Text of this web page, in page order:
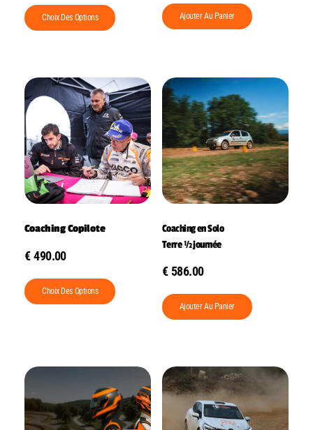
Choix Des Options Ajouter Au Panier
Coaching Copilote
€ 490.00
Choix Des Options
Coaching en Solo
Terre ½ journée
€ 586.00
Ajouter Au Panier